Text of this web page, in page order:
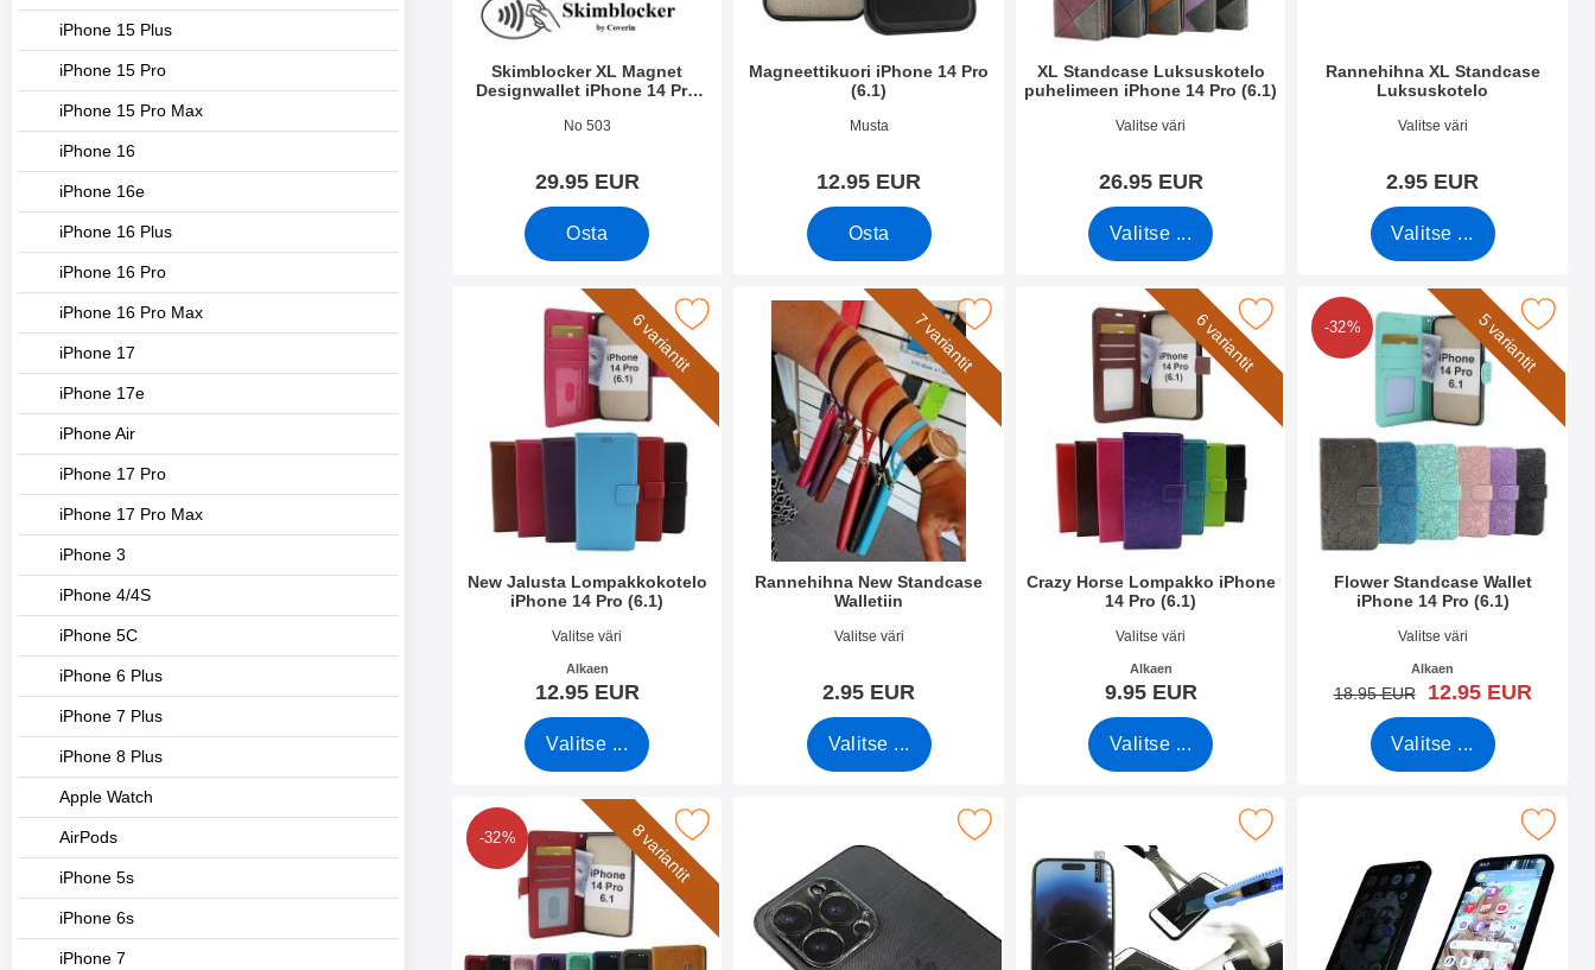
iPhone 15 Plus
iPhone 15 Pro
iPhone 15 Pro Max
iPhone 16
iPhone 16e
iPhone 16 Plus
iPhone 16 Pro
iPhone 16 Pro Max
iPhone 17
iPhone 17e
iPhone Air
iPhone 17 Pro
iPhone 17 Pro Max
iPhone 3
iPhone 4/4S
iPhone 5C
iPhone 6 Plus
iPhone 7 Plus
iPhone 8 Plus
Apple Watch
AirPods
iPhone 5s
iPhone 6s
iPhone 7
Skimblocker XL Magnet
Designwallet iPhone 14 Pro
Tuote.nro 45385
No 503
29.95 EUR
Osta
Magneettikuori iPhone 14 Pro
(6.1)
Tuote.nro 44774
Musta
12.95 EUR
Osta
XL Standcase Luksuskotelo
puhelimeen iPhone 14 Pro (6.1)
Tuote.nro 44826
Valitse väri
26.95 EUR
Valitse ...
Rannehihna XL Standcase
Luksuskotelo
Tuote.nro 50276
Valitse väri
2.95 EUR
Valitse ...
6 variantit
New Jalusta Lompakkokotelo
iPhone 14 Pro (6.1)
Tuote.nro 44823
Valitse väri
Alkaen
12.95 EUR
Valitse ...
Merkitse new Jalusta Lompakkokotelo iPhone 14 Pro (6.1) suosikiksi
7 variantit
Rannehihna New Standcase
Walletiin
Tuote.nro 40789
Valitse väri
2.95 EUR
Valitse ...
Merkitse rannehihna New Standcase Walletiin suosikiksi6 variantit
Crazy Horse Lompakko iPhone
14 Pro (6.1)
Tuote.nro 44822
Valitse väri
Alkaen
9.95 EUR
Valitse ...
Merkitse crazy Horse Lompakko iPhone 14 Pro (6.1) suosikiksi
5 variantit
-32%
Flower Standcase Wallet
iPhone 14 Pro (6.1)
Tuote.nro 44827
Valitse väri
Alkaen
vanha hinta
18.95 EUR uusi hinta
12.95 EUR
Valitse ...
Merkitse flower Standcase Wallet
8 variantit
-32%
Merkitse zipper Standcase Wallet iPhone 14 Pro (6.1) suosikiksiMerkitse lasi Kameralle iPhone 14 Pro (6.1) suosikiksi
Merkitse näytönsuoja karkaistusta lasista iPhone 14 Pro (6.1) suosikiksi
Merkitse privacy karkaistu lasi